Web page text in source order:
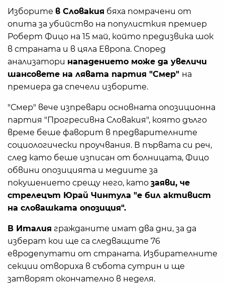
Изборите в Словакия бяха помрачени от
опита за убийство на популисткия премиер
Роберт Фицо на 15 май, който предизвика шок
в страната и в цяла Европа. Според
анализатори нападението може да увеличи
шансовете на лявата партия "Смер" на
премиера да спечели изборите.
"Смер" вече изпревари основната опозиционна
партия "Прогресивна Словакия", която дълго
време беше фаворит в предварителните
социологически проучвания. В първата си реч,
след като беше изписан от болницата, Фицо
обвини опозицията и медиите за
покушението срещу него, като заяви, че
стрелецът Юрай Чинтула "е бил активист
на словашката опозиция".
В Италия гражданите имат два дни, за да
изберат кои ще са следващите 76
евродепутати от страната. Избирателните
секции отвориха в събота сутрин и ще
затворят окончателно в неделя.